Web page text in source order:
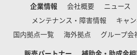
企業情報
会社概要 ニュース
メンテナンス・障害情報
キャ
国内拠点一覧
海外拠点 グループ会
販売パートナー
補助金・助成金